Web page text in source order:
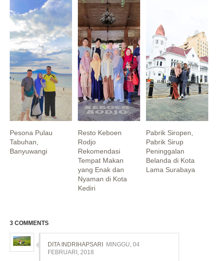
Pesona Pulau
Tabuhan,
Banyuwangi
Resto Keboen
Rodjo
Rekomendasi
Tempat Makan
yang Enak dan
Nyaman di Kota
Kediri
Pabrik Siropen,
Pabrik Sirup
Peninggalan
Belanda di Kota
Lama Surabaya
3 COMMENTS
DITA INDRIHAPSARI
MINGGU, 04
FEBRUARI, 2018